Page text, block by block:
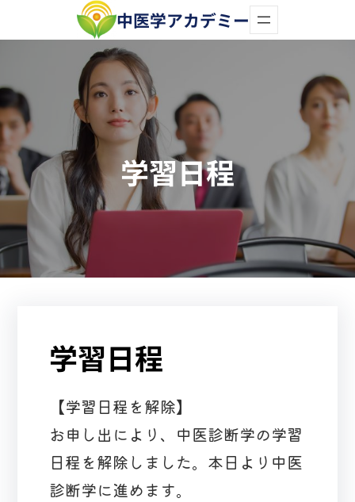
容
ス
キ
ッ
プ
中医学アカデミー
学習日程
学習日程
【学習日程を解除】
お申し出により、中医診断学の学習
日程を解除しました。本日より中医
診断学に進めます。